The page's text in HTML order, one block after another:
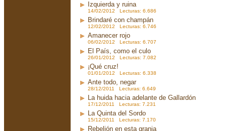
Izquierda y ruina
14/02/2012 Lecturas: 6.686
Brindaré con champán
12/02/2012 Lecturas: 6.746
Amanecer rojo
06/02/2012 Lecturas: 6.707
El País, como el culo
26/01/2012 Lecturas: 7.082
¡Qué cruz!
01/01/2012 Lecturas: 6.338
Ante todo, negar
28/12/2011 Lecturas: 6.649
La huida hacia adelante de Gallardón
17/12/2011 Lecturas: 7.231
La Quinta del Sordo
15/12/2011 Lecturas: 7.170
Rebelión en esta granja